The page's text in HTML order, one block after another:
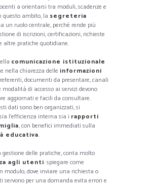
a orientarsi tra moduli, scadenze e
questo ambito, la segreteria
un ruolo centrale, perché rende più
di iscrizioni, certificazioni, richieste
altre pratiche quotidiane.
comunicazione istituzionale
nella chiarezza delle informazioni
documenti da presentare, canali
di accesso ai servizi devono
aggiornati e facili da consultare.
dati sono ben organizzati, si
l’efficienza interna sia i rapporti
, con benefici immediati sulla
educativa.
delle pratiche, conta molto
agli utenti: spiegare come
modulo, dove inviare una richiesta o
servono per una domanda evita errori e